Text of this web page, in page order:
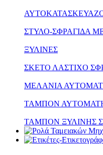
ΣΤΥΛΟ-ΣΦΡΑΓΙΔΑ
ΞΥΛΙΝΕΣ
ΣΚΕΤΟ ΛΑΣΤΙΧΟ
ΜΕΛΑΝΙΑ
ΤΑΜΠΟΝ
ΤΑΜΠΟΝ ΞΥΛΙΝΗΣ